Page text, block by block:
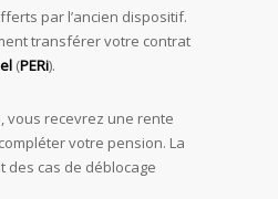
par l’ancien dispositif.
transférer votre contrat
(PERi).
vous recevrez une rente
votre pension. La
des cas de déblocage